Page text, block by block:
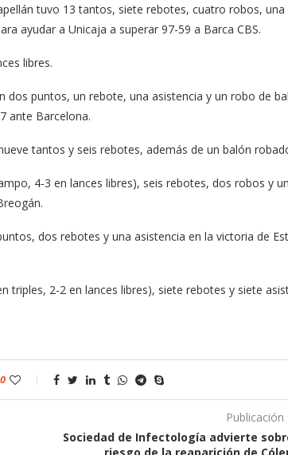
tuvo 13 tantos, siete rebotes, cuatro robos, una
ayudar a Unicaja a superar 97-59 a Barca CBS.
libres.
dos puntos, un rebote, una asistencia y un robo de
ante Barcelona.
tantos y seis rebotes, además de un balón
4-3 en lances libres), seis rebotes, dos robos y
dos rebotes y una asistencia en la victoria de
triples, 2-2 en lances libres), siete rebotes y siete
0
Sociedad de Infectología advierte
riesgo de la reaparición de